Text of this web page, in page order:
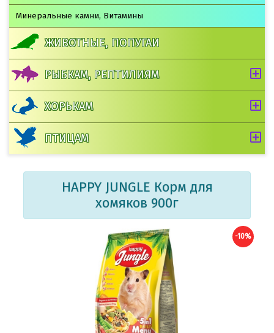
Минеральные камни, Витамины
ЖИВОТНЫЕ, ПОПУГАИ
РЫБКАМ, РЕПТИЛИЯМ
ХОРЬКАМ
ПТИЦАМ
HAPPY JUNGLE Корм для
хомяков 900г
-10%